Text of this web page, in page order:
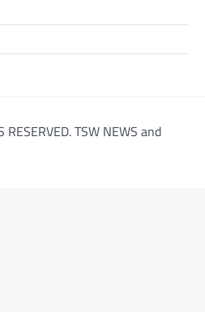
RESERVED. TSW NEWS and